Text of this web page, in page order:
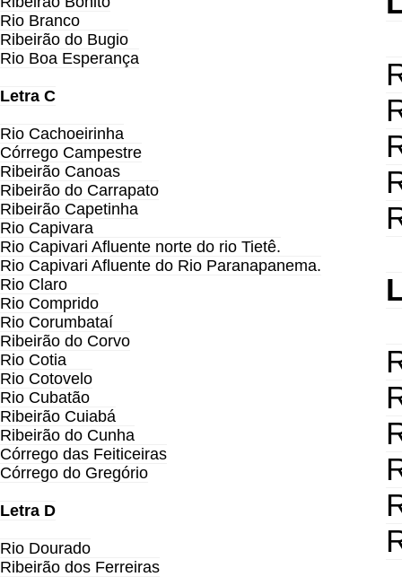
Rio Branco
Ribeirão do Bugio
Rio Boa Esperança
Letra C
Rio Cachoeirinha
Córrego Campestre
Ribeirão Canoas
Ribeirão do Carrapato
Ribeirão Capetinha
Rio Capivara
Rio Capivari Afluente norte do rio Tietê.
Rio Capivari Afluente do Rio Paranapanema.
Rio Claro
Rio Comprido
Rio Corumbataí
Ribeirão do Corvo
Rio Cotia
Rio Cotovelo
Rio Cubatão
Ribeirão Cuiabá
Ribeirão do Cunha
Córrego das Feiticeiras
Córrego do Gregório
Letra D
Rio Dourado
Ribeirão dos Ferreiras